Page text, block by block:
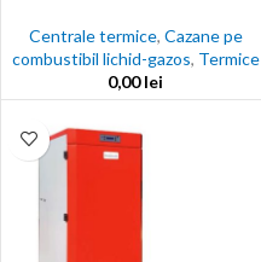
Centrale termice, Cazane pe
combustibil lichid-gazos, Termice
0,00lei